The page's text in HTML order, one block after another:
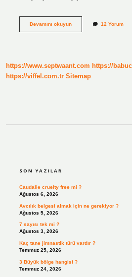
Devamını okuyunKapan
12 Yorum
https://www.septwaant.com https://
https://viffel.com.tr Sitemap
SON YAZILAR
Caudalie cruelty free mi ?
Ağustos 6, 2026
Avcılık belgesi almak için ne gerekiyor ?
Ağustos 5, 2026
7 sayısı tek mi ?
Ağustos 3, 2026
Kaç tane jimnastik türü vardır ?
Temmuz 25, 2026
3 Büyük bölge hangisi ?
Temmuz 24, 2026